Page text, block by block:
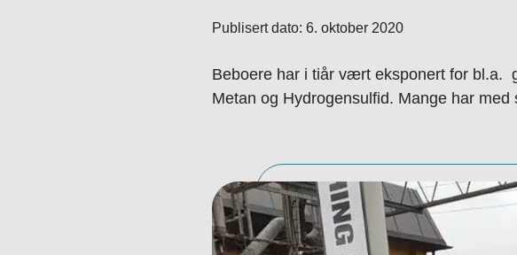
Publisert dato: 6. oktober 2020
Beboere har i tiår vært eksponert for bl.a.
Metan og Hydrogensulfid. Mange har